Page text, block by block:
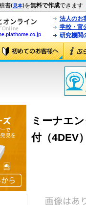
書(見本)を無料で作成できます
法人のお
学校・官
研究機関
ミーナエ
付（4DEV